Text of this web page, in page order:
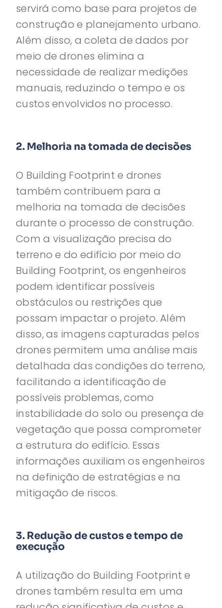
servirá como base para projetos de
construção e planejamento urbano.
Além disso, a coleta de dados por
meio de drones elimina a
necessidade de realizar medições
manuais, reduzindo o tempo e os
custos envolvidos no processo.
2. Melhoria na tomada de decisões
O Building Footprint e drones
também contribuem para a
melhoria na tomada de decisões
durante o processo de construção.
Com a visualização precisa do
terreno e do edifício por meio do
Building Footprint, os engenheiros
podem identificar possíveis
obstáculos ou restrições que
possam impactar o projeto. Além
disso, as imagens capturadas pelos
drones permitem uma análise mais
detalhada das condições do terreno,
facilitando a identificação de
possíveis problemas, como
instabilidade do solo ou presença de
vegetação que possa comprometer
a estrutura do edifício. Essas
informações auxiliam os engenheiros
na definição de estratégias e na
mitigação de riscos.
3. Redução de custos e tempo de
execução
A utilização do Building Footprint e
drones também resulta em uma